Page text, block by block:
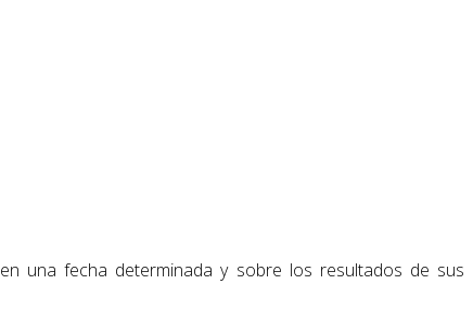
en una fecha determinada y sobre los resultados de sus